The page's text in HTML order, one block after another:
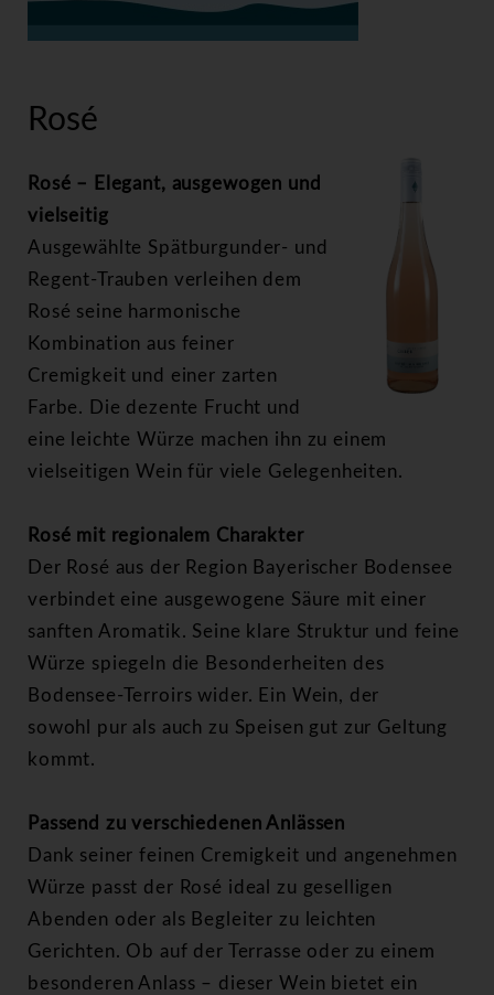
Rosé
Rosé – Elegant, ausgewogen und
vielseitig
Ausgewählte Spätburgunder- und
Regent-Trauben verleihen dem
Rosé seine harmonische
Kombination aus feiner
Cremigkeit und einer zarten
Farbe. Die dezente Frucht und
eine leichte Würze machen ihn zu einem
vielseitigen Wein für viele Gelegenheiten.
Rosé mit regionalem Charakter
Der Rosé aus der Region Bayerischer Bodensee
verbindet eine ausgewogene Säure mit einer
sanften Aromatik. Seine klare Struktur und feine
Würze spiegeln die Besonderheiten des
Bodensee-Terroirs wider. Ein Wein, der
sowohl pur als auch zu Speisen gut zur Geltung
kommt.
Passend zu verschiedenen Anlässen
Dank seiner feinen Cremigkeit und angenehmen
Würze passt der Rosé ideal zu geselligen
Abenden oder als Begleiter zu leichten
Gerichten. Ob auf der Terrasse oder zu einem
besonderen Anlass – dieser Wein bietet ein